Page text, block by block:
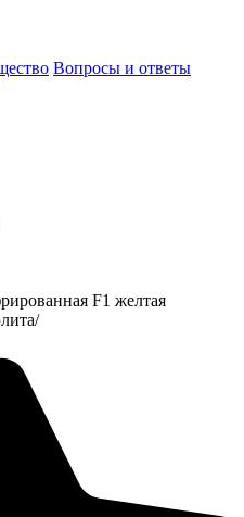
Вопросы и ответы
F1 желтая